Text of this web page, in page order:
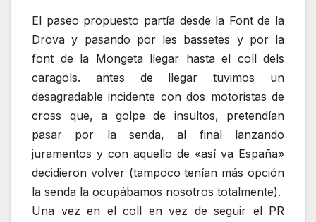
El paseo propuesto partía desde la Font de la
Drova y pasando por les bassetes y por la
font de la Mongeta llegar hasta el coll dels
caragols. antes de llegar tuvimos un
desagradable incidente con dos motoristas de
cross que, a golpe de insultos, pretendían
pasar por la senda, al final lanzando
juramentos y con aquello de «así va España»
decidieron volver (tampoco tenían más opción
la senda la ocupábamos nosotros totalmente).
Una vez en el coll en vez de seguir el PR